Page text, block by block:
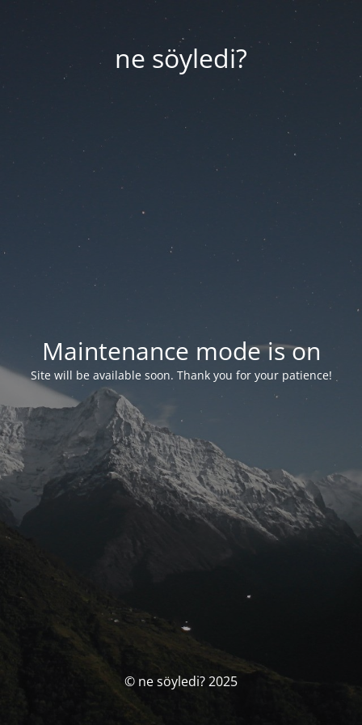
ne söyledi?
Maintenance mode is on
Site will be available soon. Thank you for your patience!
© ne söyledi? 2025